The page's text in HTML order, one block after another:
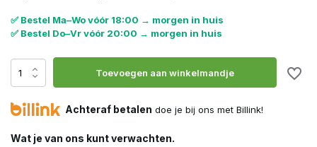
✅ Bestel Ma–Wo vóór 18:00 → morgen in huis
✅ Bestel Do–Vr vóór 20:00 → morgen in huis
Toevoegen aan winkelmandje
Achteraf betalen doe je bij ons met Billink!
Wat je van ons kunt verwachten.